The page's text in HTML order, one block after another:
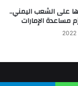
على الشعب اليمني..
مساعدة الإمارات